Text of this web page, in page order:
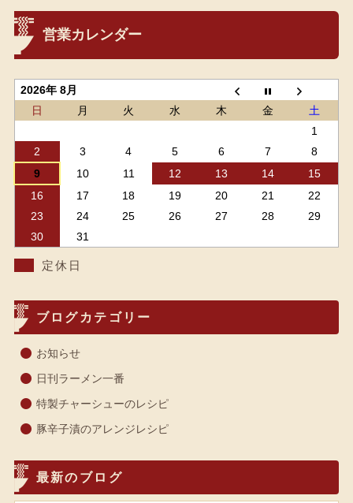
営業カレンダー
2026年 8月
日
月 火 水 木 金
土
1
2
3 4 5 6 7
8
9
10 11 12 13 14
15
16
17 18 19 20 21
22
23
24 25 26 27 28
29
30
31
定休日
ブログカテゴリー
お知らせ
日刊ラーメン一番
特製チャーシューのレシピ
豚辛子漬のアレンジレシピ
最新のブログ